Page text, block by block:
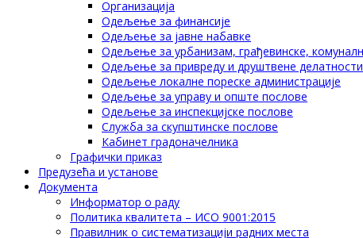
Организација
Одељење за финансије
Одељење за јавне набавке
Одељење за урбанизам, грађевинске,
Одељење за привреду и друштвене делатности
Одељење локалне пореске администрације
Одељење за управу и опште послове
Одељење за инспекцијске послове
Служба за скупштинске послове
Кабинет градоначелника
Графички приказ
Предузећа и установе
Документа
Информатор о раду
Политика квалитета – ИСО 9001:2015
Правилник о систематизацији радних места